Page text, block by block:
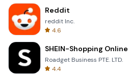
Reddit
reddit Inc.
4.6
SHEIN-Shopping Online
Roadget Business PTE. LTD.
4.4